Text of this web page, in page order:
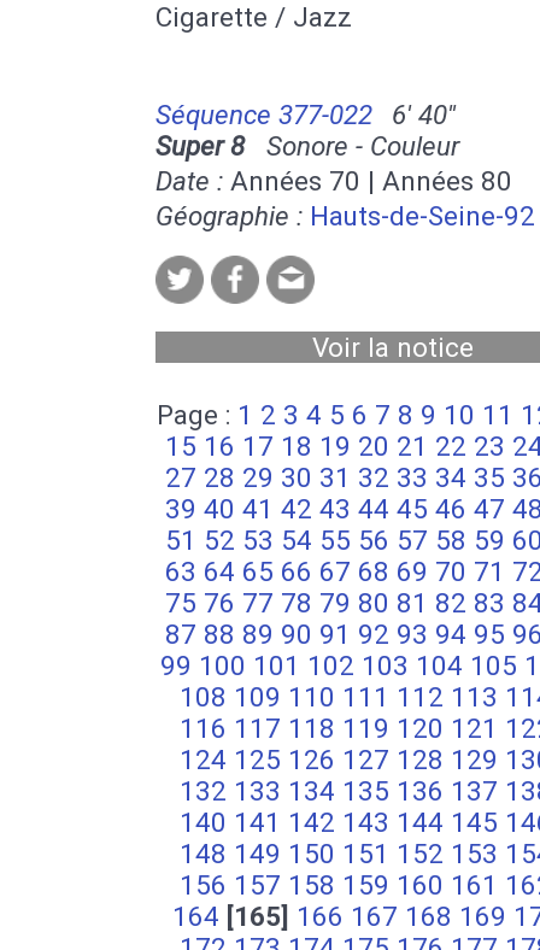
Cigarette / Jazz
Séquence 377-022
6' 40''
Super 8Sonore - Couleur
Date : Années 70 | Années 80
Géographie : Hauts-de-Seine-92
Voir la notice
Page : 1 2 3 4 5 6 7 8 9 10 11
15 16 17 18 19 20 21 22 23
27 28 29 30 31 32 33 34 35
39 40 41 42 43 44 45 46 47
51 52 53 54 55 56 57 58 59
63 64 65 66 67 68 69 70 71
75 76 77 78 79 80 81 82 83
87 88 89 90 91 92 93 94 95
99 100 101 102 103 104 105
108 109 110 111 112 113
116 117 118 119 120 121
124 125 126 127 128 129
132 133 134 135 136 137
140 141 142 143 144 145
148 149 150 151 152 153
156 157 158 159 160 161
164 [165] 166 167 168 169